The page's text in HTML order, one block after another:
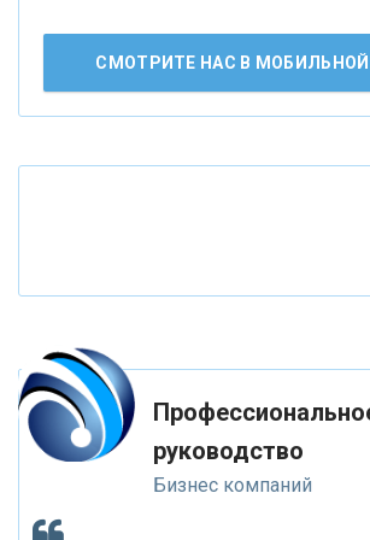
АО «КРЕДИТ ЕВРОПА БАНК»
«ФК ОТКРЫТИЕ»
«ЗАПСИБКОМБАНК»
«РОСЕВРОБАНК»
СМОТРИТЕ НАС В МОБИЛЬНОЙ
руководство
Бизнес компаний